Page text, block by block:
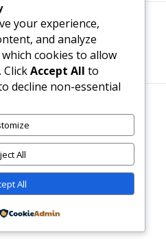
Datelor (GDPR)
Toate drepturile rezervate
de
your experience,
and analyze
cookies to allow
. ClickAccept All to
decline non-essential
All
All